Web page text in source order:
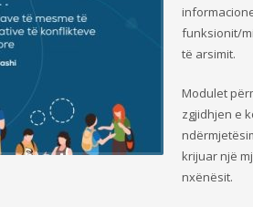
funksionit/
të arsimit.
Modulet
zgjidhjen e
krijuar një
nxënësit.